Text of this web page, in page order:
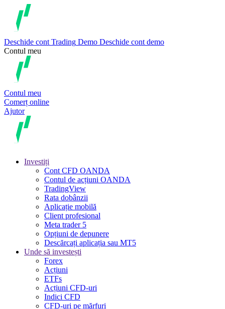
Deschide cont Trading Demo Deschide cont demo
Contul meu
Contul meu
Comerț online
Ajutor
Investiți
Cont CFD OANDA
Contul de acțiuni OANDA
TradingView
Rata dobânzii
Aplicație mobilă
Client profesional
Meta trader 5
Opțiuni de depunere
Descărcați aplicația sau MT5
Unde să investești
Forex
Acțiuni
ETFs
Acțiuni CFD-uri
Indici CFD
CFD-uri pe mărfuri